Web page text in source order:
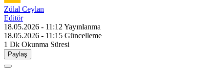
Zülal Ceylan
Editör
18.05.2026 - 11:12 Yayınlanma
18.05.2026 - 11:15 Güncelleme
1 Dk Okunma Süresi
Paylaş